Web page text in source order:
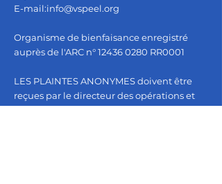
E-mail:info@vspeel.org
Organisme de bienfaisance enregistré
auprès de l'ARC n°12436 0280 RR0001
LES PLAINTES ANONYMES doivent être
reçues par le directeur des opérations et